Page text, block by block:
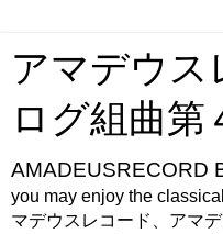
アマデウ
ログ組曲第
AMADEUSRECORD
you may enjoy the
マデウスレコード、アマ